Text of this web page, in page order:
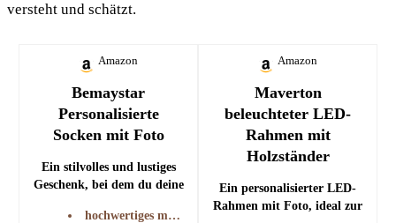
versteht und schätzt.
Amazon
Bemaystar
Personalisierte
Socken mit Foto
Ein stilvolles und lustiges
Geschenk, bei dem du deine
drucken lassen kannst,
hochwertiges material
Amazon
Maverton
beleuchteter LED-
Rahmen mit
Holzständer
Ein personalisierter LED-
Rahmen mit Foto, ideal zur